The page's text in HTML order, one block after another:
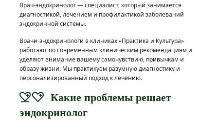
Врач-эндокринолог — специалист, который занимается
диагностикой, лечением и профилактикой заболеваний
эндокринной системы.
Врачи-эндокринологи в клиниках «Практика и Культура»
работают по современным клиническим рекомендациям и
уделяют внимание вашему самочувствию, привычкам и
образу жизни. Мы практикуем разумную диагностику и
персонализированный подход к лечению.
Какие проблемы решает
эндокринолог